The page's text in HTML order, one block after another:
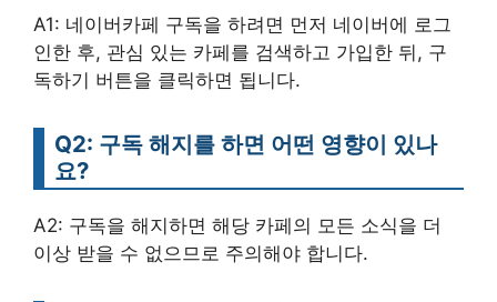
A1: 네이버카페 구독을 하려면 먼저 네이버에 로그
인한 후, 관심 있는 카페를 검색하고 가입한 뒤, 구
독하기 버튼을 클릭하면 됩니다.
Q2: 구독 해지를 하면 어떤 영향이 있나
요?
A2: 구독을 해지하면 해당 카페의 모든 소식을 더
이상 받을 수 없으므로 주의해야 합니다.